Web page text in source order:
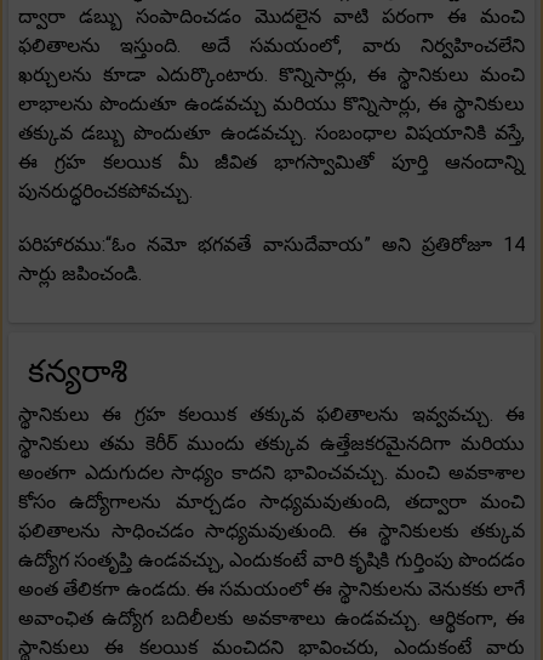
ద్వారా డబ్బు సంపాదించడం మొదలైన వాటి పరంగా ఈ మంచి
ఫలితాలను ఇస్తుంది. అదే సమయంలో, వారు నిర్వహించలేని
ఖర్చులను కూడా ఎదుర్కొంటారు. కొన్నిసార్లు, ఈ స్థానికులు మంచి
లాభాలను పొందుతూ ఉండవచ్చు మరియు కొన్నిసార్లు, ఈ స్థానికులు
తక్కువ డబ్బు పొందుతూ ఉండవచ్చు. సంబంధాల విషయానికి వస్తే,
ఈ గ్రహ కలయిక మీ జీవిత భాగస్వామితో పూర్తి ఆనందాన్ని
పునరుద్ధరించకపోవచ్చు.
పరిహారము:“ఓం నమో భగవతే వాసుదేవాయ” అని ప్రతిరోజూ 14
సార్లు జపించండి.
కన్యరాశి
స్థానికులు ఈ గ్రహ కలయిక తక్కువ ఫలితాలను ఇవ్వవచ్చు. ఈ
స్థానికులు తమ కెరీర్ ముందు తక్కువ ఉత్తేజకరమైనదిగా మరియు
అంతగా ఎదుగుదల సాధ్యం కాదని భావించవచ్చు. మంచి అవకాశాల
కోసం ఉద్యోగాలను మార్చడం సాధ్యమవుతుంది, తద్వారా మంచి
ఫలితాలను సాధించడం సాధ్యమవుతుంది. ఈ స్థానికులకు తక్కువ
ఉద్యోగ సంతృప్తి ఉండవచ్చు, ఎందుకంటే వారి కృషికి గుర్తింపు పొందడం
అంత తేలికగా ఉండదు. ఈ సమయంలో ఈ స్థానికులను వెనుకకు లాగే
అవాంఛిత ఉద్యోగ బదిలీలకు అవకాశాలు ఉండవచ్చు. ఆర్థికంగా, ఈ
స్థానికులు ఈ కలయిక మంచిదని భావించరు, ఎందుకంటే వారు